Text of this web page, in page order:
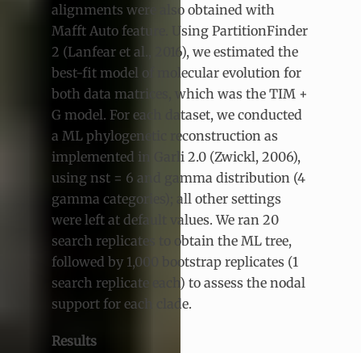
alignments were also obtained with
Mafft Auto feature. Using PartitionFinder
2 (Lanfear et al., 2016), we estimated the
best-fit model of molecular evolution for
both data matrices, which was the TIM +
G model. For each dataset, we conducted
a ML phylogenetic reconstruction as
implemented in Garli 2.0 (Zwickl, 2006),
using nst = 6 and gamma distribution (4
gamma categories); all other settings
were left at default values. We ran 20
search replicates to obtain the ML tree,
followed by 1,000 bootstrap replicates (1
search replicate each) to assess the nodal
support for each clade.
Results